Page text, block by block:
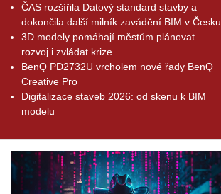
ČAS rozšířila Datový standard stavby a
dokončila další milník zavádění BIM v Česku
3D modely pomáhají městům plánovat
rozvoj i zvládat krize
BenQ PD2732U vrcholem nové řady BenQ
Creative Pro
Digitalizace staveb 2026: od skenu k BIM
modelu